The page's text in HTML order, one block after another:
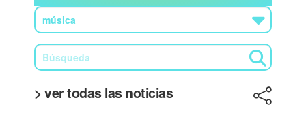
> ver todas las noticias